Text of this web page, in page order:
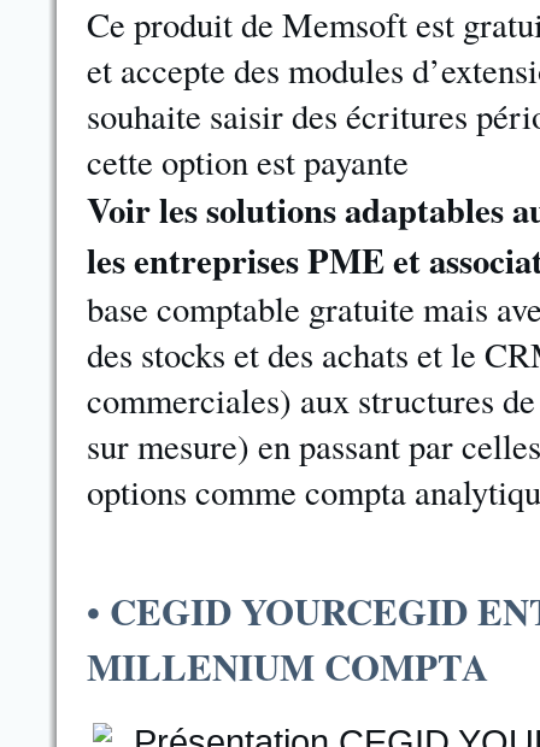
Ce produit de Memsoft est
et accepte des modules
souhaite saisir des écritures
cette option est payante
Voir les solutions adaptables
les entreprises PME et
base comptable gratuite mais
des stocks et des achats et le
commerciales) aux structures
sur mesure) en passant par
options comme compta
• CEGID YOURCEGID
MILLENIUM COMPTA